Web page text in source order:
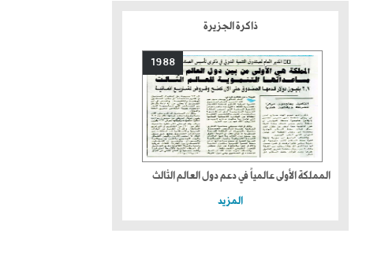
ذاكرة الجزيرة
1988
المملكة الأولى عالمياً في دعم دول العالم الثالث
المزيد